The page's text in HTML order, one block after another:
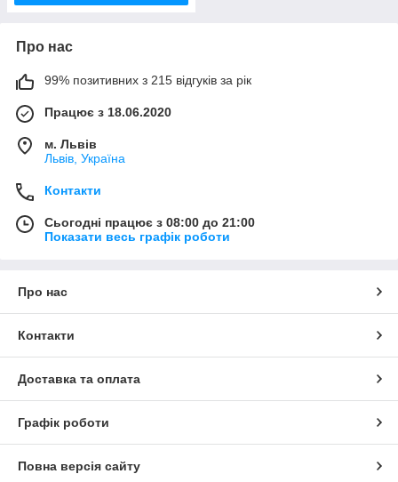
Про нас
99% позитивних з 215 відгуків за рік
Працює з 18.06.2020
м. Львів
Львів, Україна
Контакти
Сьогодні працює з 08:00 до 21:00
Показати весь графік роботи
Про нас
Контакти
Доставка та оплата
Графік роботи
Повна версія сайту